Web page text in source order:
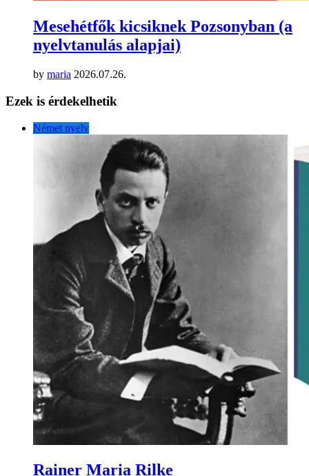
Mesehétfők kicsiknek Pozsonyban (a
nyelvtanulás alapjai)
by maria 2026.07.26.
Ezek is érdekelhetik
Német nyelv
Rainer Maria Rilke